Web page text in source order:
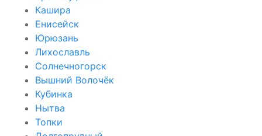
Кашира
Енисейск
Юрюзань
Лихославль
Солнечногорск
Вышний Волочёк
Кубинка
Нытва
Топки